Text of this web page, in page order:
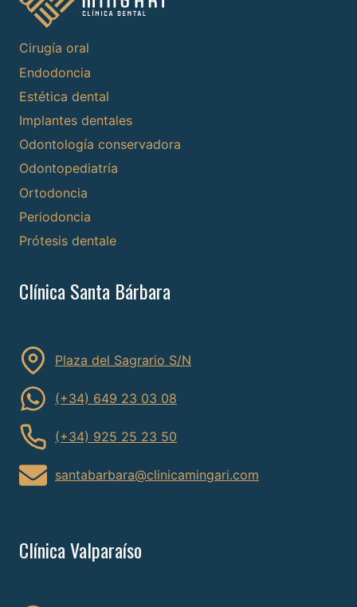
Cirugía oral
Endodoncia
Estética dental
Implantes dentales
Odontología conservadora
Odontopediatría
Ortodoncia
Periodoncia
Prótesis dentale
Clínica Santa Bárbara
Plaza del Sagrario S/N
(+34) 649 23 03 08
(+34) 925 25 23 50
santabarbara@clinicamingari.com
Clínica Valparaíso